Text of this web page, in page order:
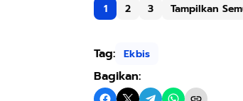
1 2 3 Tampilkan
Tag: Ekbis
Bagikan: